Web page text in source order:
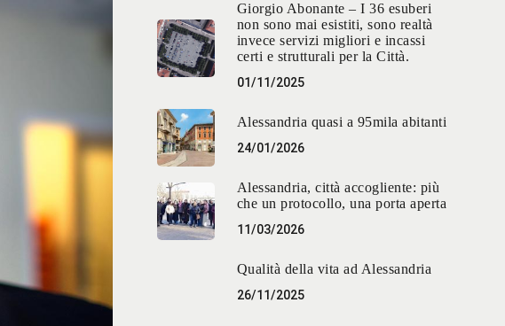
Giorgio Abonante – I 36 esuberi
non sono mai esistiti, sono realtà
invece servizi migliori e incassi
certi e strutturali per la Città.
01/11/2025
Alessandria quasi a 95mila abitanti
24/01/2026
Alessandria, città accogliente: più
che un protocollo, una porta aperta
11/03/2026
Qualità della vita ad Alessandria
26/11/2025